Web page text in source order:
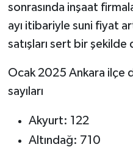
sonrasında inşaat
ayı itibariyle suni fiyat
satışları sert bir şekilde
Ocak 2025 Ankara ilçe
sayıları
Akyurt: 122
Altındağ: 710